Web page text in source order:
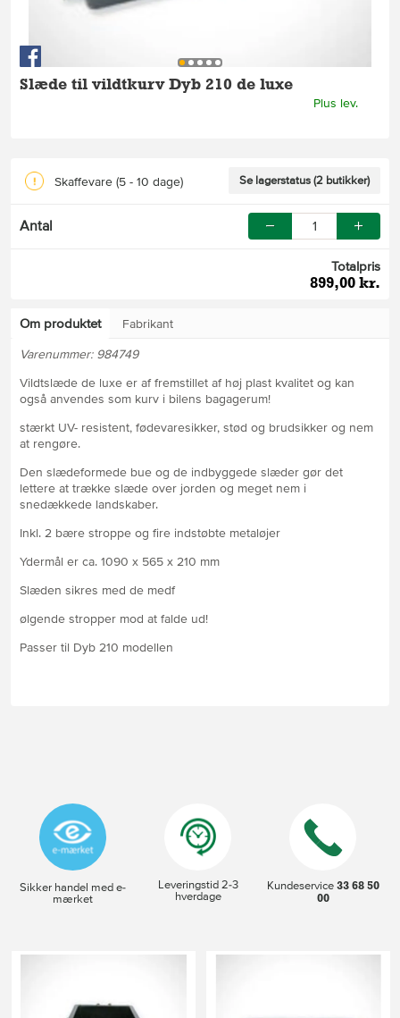
Slæde til vildtkurv Dyb 210 de luxe
Plus lev.
Skaffevare (5 - 10 dage) Se lagerstatus (2 butikker)
Antal
Totalpris
899,00 kr.
Om produktet
Fabrikant
Varenummer: 984749
Vildtslæde de luxe er af fremstillet af høj plast kvalitet og kan
også anvendes som kurv i bilens bagagerum!
stærkt UV- resistent, fødevaresikker, stød og brudsikker og nem
at rengøre.
Den slædeformede bue og de indbyggede slæder gør det
lettere at trække slæde over jorden og meget nem i
snedækkede landskaber.
Inkl. 2 bære stroppe og fire indstøbte metaløjer
Ydermål er ca. 1090 x 565 x 210 mm
Slæden sikres med de medf
ølgende stropper mod at falde ud!
Passer til Dyb 210 modellen
Sikker handel med e-
mærket
Leveringstid 2-3
hverdage
Kundeservice33 68 50
00